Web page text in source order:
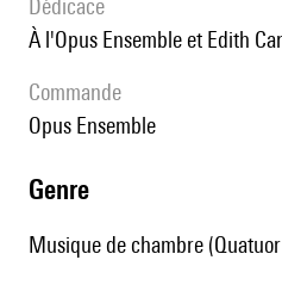
Dédicace
à l'Opus Ensemble et Edith
Commande
Opus Ensemble
genre
Musique de chambre